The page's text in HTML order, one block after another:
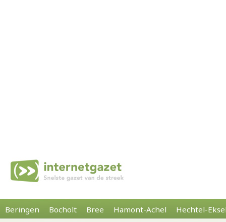
Beringen Bocholt Bree Hamont-Achel Hechtel-